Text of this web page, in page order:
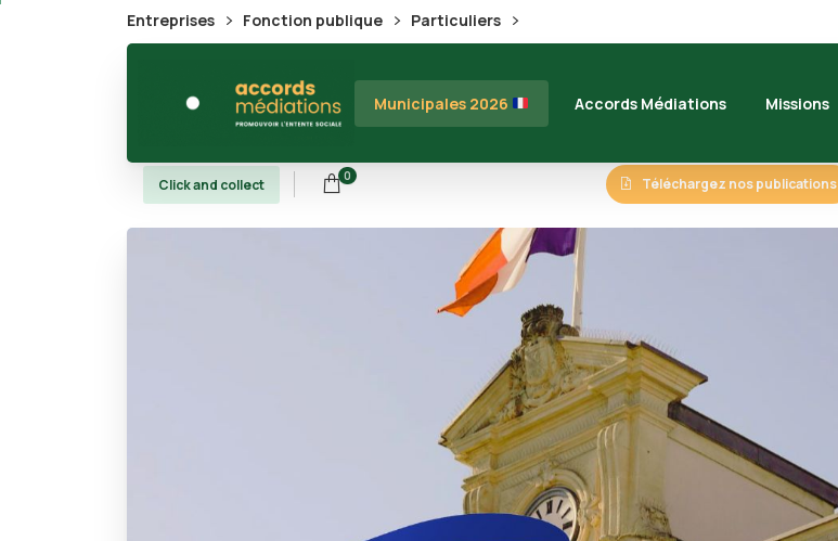
Entreprises Fonction publique Particuliers
Municipales 2026 Accords Médiations Missions
Click and collect 0 Téléchargez nos publications